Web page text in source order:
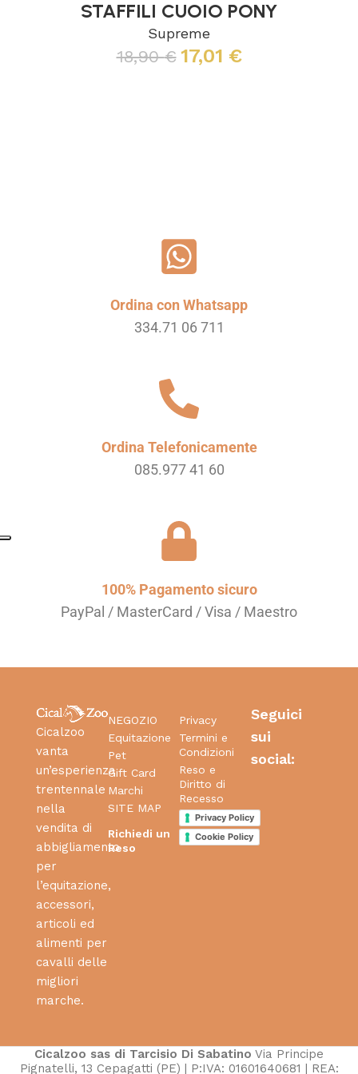
STAFFILI CUOIO PONY
Supreme
18,90€ 17,01 €
Ordina con Whatsapp
334.71 06 711
Ordina Telefonicamente
085.977 41 60
100% Pagamento sicuro
PayPal / MasterCard / Visa / Maestro
Cicalzoo
vanta
un’esperienza
trentennale
nella
vendita di
abbigliamento
per
l’equitazione,
accessori,
articoli ed
alimenti per
cavalli delle
migliori
marche.
NEGOZIO
Equitazione
Pet
Gift Card
Marchi
SITE MAP
Richiedi un
Reso
Privacy
Termini e
Condizioni
Reso e
Diritto di
Recesso
Privacy Policy
Cookie Policy
Seguici
sui
social:
Cicalzoo sas di Tarcisio Di Sabatino Via Principe
Pignatelli, 13 Cepagatti (PE) | P:IVA: 01601640681 | REA: